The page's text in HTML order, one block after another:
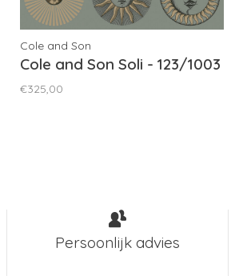
Cole and Son
Cole and Son Soli - 123/1003
€325,00
Persoonlijk advies